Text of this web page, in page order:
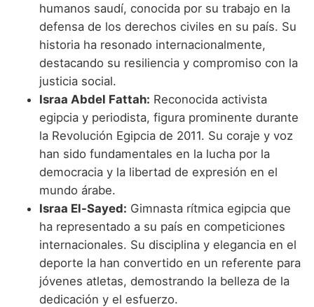
humanos saudí, conocida por su trabajo en la
defensa de los derechos civiles en su país. Su
historia ha resonado internacionalmente,
destacando su resiliencia y compromiso con la
justicia social.
Israa Abdel Fattah: Reconocida activista
egipcia y periodista, figura prominente durante
la Revolución Egipcia de 2011. Su coraje y voz
han sido fundamentales en la lucha por la
democracia y la libertad de expresión en el
mundo árabe.
Israa El-Sayed: Gimnasta rítmica egipcia que
ha representado a su país en competiciones
internacionales. Su disciplina y elegancia en el
deporte la han convertido en un referente para
jóvenes atletas, demostrando la belleza de la
dedicación y el esfuerzo.